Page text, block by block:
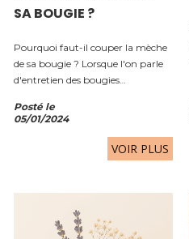
SA BOUGIE ?
Pourquoi faut-il couper la mèche
de sa bougie ? Lorsque l'on parle
d'entretien des bougies
sans doute le geste le plus
important. Pourtant, cette étape
est souvent oubliée. Une mèche...
Posté le
05/01/2024
VOIR PLUS